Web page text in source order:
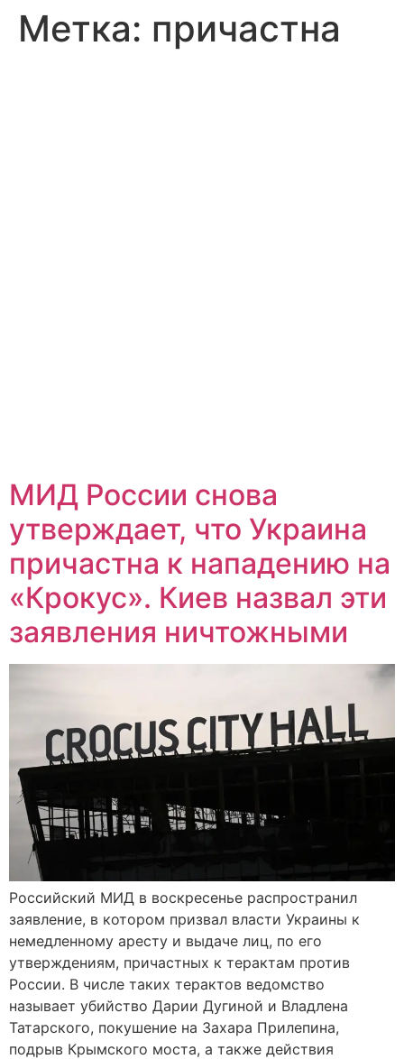
Метка: причастна
МИД России снова
утверждает, что Украина
причастна к нападению на
«Крокус». Киев назвал эти
заявления ничтожными
Российский МИД в воскресенье распространил
заявление, в котором призвал власти Украины к
немедленному аресту и выдаче лиц, по его
утверждениям, причастных к терактам против
России. В числе таких терактов ведомство
называет убийство Дарии Дугиной и Владлена
Татарского, покушение на Захара Прилепина,
подрыв Крымского моста, а также действия